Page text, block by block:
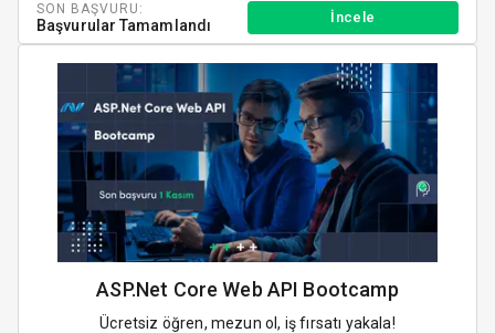
SON BAŞVURU:
Başvurular Tamamlandı İncele
ASP.Net Core Web API Bootcamp
Ücretsiz öğren, mezun ol, iş fırsatı yakala!